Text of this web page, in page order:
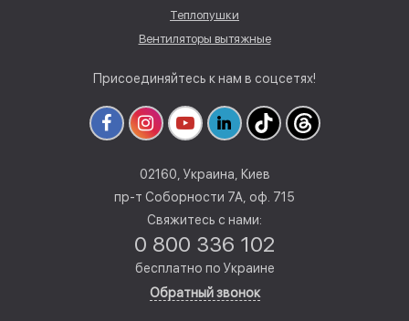
Теплопушки
Вентиляторы вытяжные
Присоединяйтесь к нам в соцсетях!
02160, Украина, Киев
пр-т Соборности 7А, оф. 715
Свяжитесь с нами:
0 800 336 102
бесплатно по Украине
Обратный звонок